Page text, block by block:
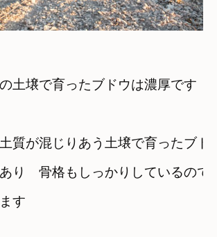
土壌で育ったブドウは濃厚です
質が混じりあう土壌で育ったブド
り　骨格もしっかりしているので
す